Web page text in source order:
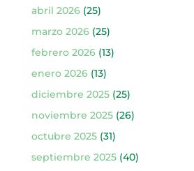
abril 2026(25)
marzo 2026(25)
febrero 2026(13)
enero 2026(13)
diciembre 2025(25)
noviembre 2025(26)
octubre 2025(31)
septiembre 2025(40)